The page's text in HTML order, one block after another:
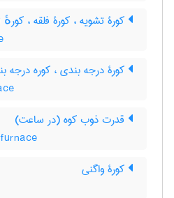
کورۀ تشویه ، کورۀ فلقه ،
کورۀ درجه بندی ، کوره درجه
قدرت ذوب کوه (در ساعت)
کورۀ واگنی